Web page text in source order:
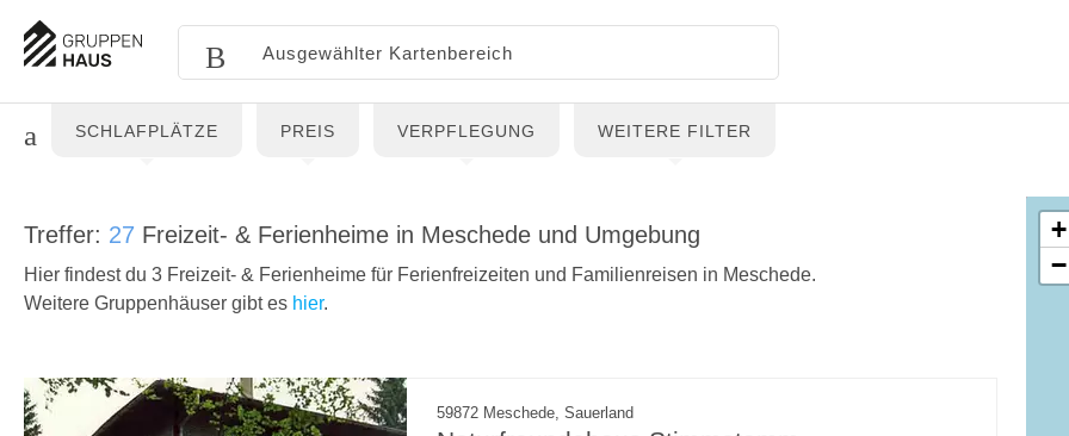
SCHLAFPLÄTZE PREIS VERPFLEGUNG WEITERE FILTER
Treffer: 27 Freizeit- & Ferienheime in Meschede und Umgebung
Hier findest du 3 Freizeit- & Ferienheime für Ferienfreizeiten und Familienreisen in Meschede.
Weitere Gruppenhäuser gibt es hier.
59872 Meschede, Sauerland
+
−